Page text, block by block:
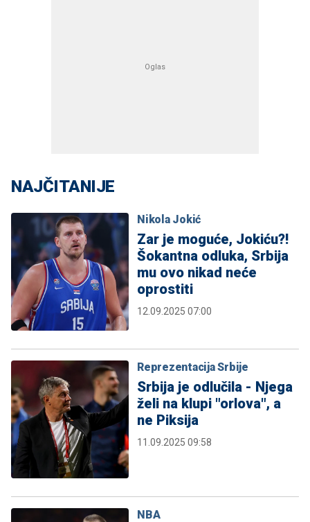
NAJČITANIJE
Nikola Jokić
Zar je moguće, Jokiću?!
Šokantna odluka, Srbija
mu ovo nikad neće
oprostiti
12.09.2025 07:00
Reprezentacija Srbije
Srbija je odlučila - Njega
želi na klupi "orlova", a
ne Piksija
11.09.2025 09:58
NBA